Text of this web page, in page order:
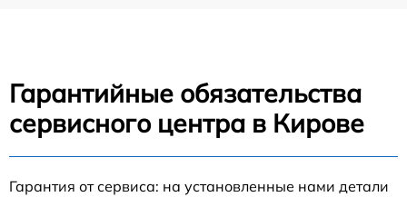
Гарантийные обязательства
сервисного центра в Кирове
Гарантия от сервиса: на установленные нами детали